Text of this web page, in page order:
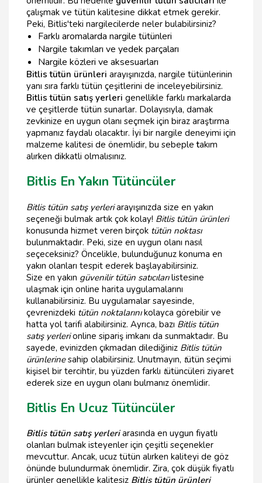
çalışmak ve tütün kalitesine dikkat etmek gerekir.
Peki, Bitlis'teki nargilecilerde neler bulabilirsiniz?
Farklı aromalarda nargile tütünleri
Nargile takımları ve yedek parçaları
Nargile közleri ve aksesuarları
Bitlis tütün ürünleri arayışınızda, nargile tütünlerinin
yanı sıra farklı tütün çeşitlerini de inceleyebilirsiniz.
Bitlis tütün satış yerleri genellikle farklı markalarda
ve çeşitlerde tütün sunarlar. Dolayısıyla, damak
zevkinize en uygun olanı seçmek için biraz araştırma
yapmanız faydalı olacaktır. İyi bir nargile deneyimi için
malzeme kalitesi de önemlidir, bu sebepletakım
alırken dikkatli olmalısınız.
Bitlis En Yakın Tütüncüler
Bitlis tütün satış yerleriarayışınızda size en yakın
seçeneği bulmak artık çok kolay! Bitlis tütün ürünleri
konusunda hizmet veren birçok tütün noktası
bulunmaktadır. Peki, size en uygun olanı nasıl
seçeceksiniz? Öncelikle, bulunduğunuz konuma en
yakın olanları tespit ederek başlayabilirsiniz.
Size en yakın güvenilir tütün satıcılarılistesine
ulaşmak için online harita uygulamalarını
kullanabilirsiniz. Bu uygulamalar sayesinde,
çevrenizdeki tütün noktalarınıkolayca görebilir ve
hatta yol tarifi alabilirsiniz. Ayrıca, bazı Bitlis tütün
satış yerlerionline sipariş imkanı da sunmaktadır. Bu
sayede, evinizden çıkmadan dilediğiniz Bitlis tütün
ürünlerinesahip olabilirsiniz. Unutmayın, tütün seçimi
kişisel bir tercihtir, bu yüzden farklı tütüncüleri ziyaret
ederek size en uygun olanı bulmanız önemlidir.
Bitlis En Ucuz Tütüncüler
Bitlis tütün satış yerleriarasında en uygun fiyatlı
olanları bulmak isteyenler için çeşitli seçenekler
mevcuttur. Ancak, ucuz tütün alırken kaliteyi de göz
önünde bulundurmak önemlidir. Zira, çok düşük fiyatlı
ürünler genellikle kalitesiz Bitlis tütün ürünleri